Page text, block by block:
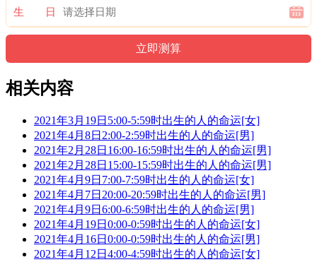
生 日
相关内容
2021年3月19日5:00-5:59时出生的人的命运[女]
2021年4月8日2:00-2:59时出生的人的命运[男]
2021年2月28日16:00-16:59时出生的人的命运[男]
2021年2月28日15:00-15:59时出生的人的命运[男]
2021年4月9日7:00-7:59时出生的人的命运[女]
2021年4月7日20:00-20:59时出生的人的命运[男]
2021年4月9日6:00-6:59时出生的人的命运[男]
2021年4月19日0:00-0:59时出生的人的命运[女]
2021年4月16日0:00-0:59时出生的人的命运[男]
2021年4月12日4:00-4:59时出生的人的命运[女]